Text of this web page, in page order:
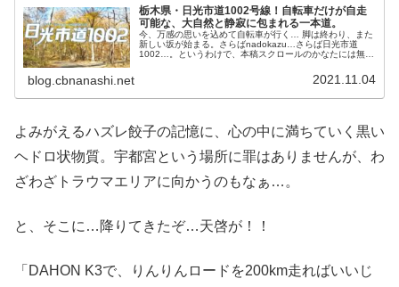
栃木県・日光市道1002号線！自転車だけが自走
可能な、大自然と静寂に包まれる一本道。
今、万感の思いを込めて自転車が行く… 脚は終わり、また
新しい坂が始まる。さらばnadokazu…さらば日光市道
1002…。というわけで、本稿スクロールのかなたには無限
blog.cbnanashi.net 2021.11.04
よみがえるハズレ餃子の記憶に、心の中に満ちていく黒い
ヘドロ状物質。宇都宮という場所に罪はありませんが、わ
ざわざトラウマエリアに向かうのもなぁ…。
と、そこに…降りてきたぞ…天啓が！！
「DAHON K3で、りんりんロードを200km走ればいいじ